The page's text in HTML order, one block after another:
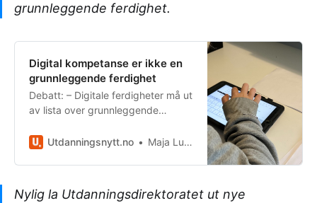
grunnleggende ferdighet.
Digital kompetanse er ikke en
grunnleggende ferdighet
Debatt: – Digitale ferdigheter må ut
av lista over grunnleggende
eget teknologifag.
Utdanningsnytt.no Maja Lunde
Nylig la Utdanningsdirektoratet ut nye